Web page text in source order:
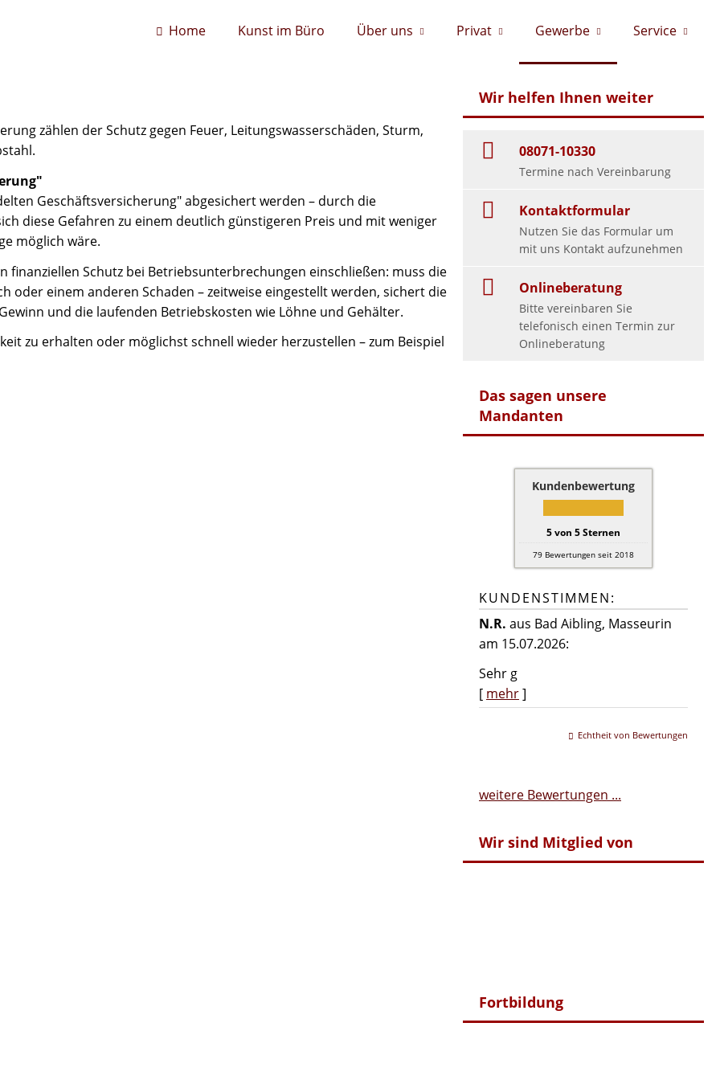
Home Kunst im Büro Über uns Privat Gewerbe Service
Wir helfen Ihnen weiter
08071-10330
Termine nach Vereinbarung
Kontaktformular
Nutzen Sie das Formular um
mit uns Kontakt aufzunehmen
Onlineberatung
Bitte vereinbaren Sie
telefonisch einen Termin zur
Onlineberatung
Das sagen unsere
Mandanten
Kundenbewertung
5von 5Sternen
79 Bewertungen seit 2018
KUNDENSTIMMEN:
N.R. aus Bad Aibling, Masseurin
am 15.07.2026:
Sehr g
[ mehr]
Echtheit von Bewertungen
weitere Bewertungen ...
Wir sind Mitglied von
Fortbildung
zählen der Schutz gegen Feuer, Leitungswasserschäden, Sturm,
Geschäftsversicherung" abgesichert werden – durch die
diese Gefahren zu einem deutlich günstigeren Preis und mit weniger
möglich wäre.
finanziellen Schutz bei Betriebsunterbrechungen einschließen: muss die
oder einem anderen Schaden – zeitweise eingestellt werden, sichert die
und die laufenden Betriebskosten wie Löhne und Gehälter.
zu erhalten oder möglichst schnell wieder herzustellen – zum Beispiel